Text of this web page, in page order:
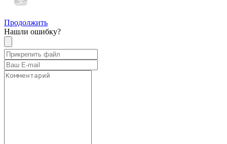
Продолжить
Нашли ошибку?